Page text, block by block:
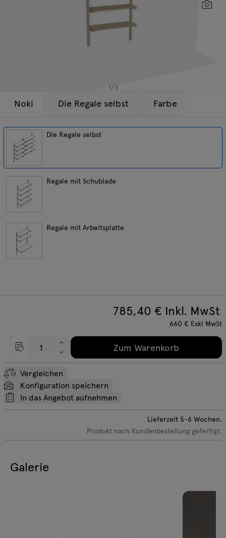
1/3
Noki
Die Regale selbst
Regale mit Schublade
Regale mit Arbeitsplatte
Die Regale selbst Farbe
785,40 € Inkl. MwSt
660 € Exkl MwSt
Zum Warenkorb
Vergleichen
Konfiguration speichern
In das Angebot aufnehmen
Lieferzeit 5-6 Wochen.
Produkt nach Kundenbestellung gefertigt.
Galerie